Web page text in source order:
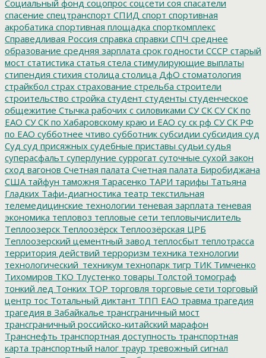
Социальный фонд соцопрос соцсети соя спасатели
спасение спецтранспорт СПИД спорт спортивная
акробатика спортивная площадка спорткомплекс
Справедливая Россия справка справки СПЧ среднее
образование средняя зарплата срок годности СССР старый
мост статистика статья стела стимулирующие выплаты
стипендия стихия столица столица ДфО стоматология
страйкбол страх страхование стрельба строители
строительство стройка студент студенты студенческое
общежитие Стычка рабочих с силовиками СУ СК СУ СК по
ЕАО СУ СК по Хабаровскому краю и ЕАО су ск рф СУ СК РФ
по ЕАО субботнее чтиво субботник субсидии субсидия суд
Суд суд присяжных судебные приставы судьи судья
суперасфальт суперлуние суррогат суточные сухой закон
сход вагонов Счетная палата Счетная палата Биробиджана
США тайфун таможня Тарасенко ТАРИ тарифы Татьяна
Гладких Тафи-диагностика театр текстильная
телемедицинские технологии теневая зарплата теневая
экономика тепловоз тепловые сети тепловычислитель
Теплоозерск Теплоозёрск Теплоозёрская ЦРБ
Теплоозерский цементный завод теплосбыт теплотрасса
территория действий терроризм техника технологии
технологический_техникум технопарк тигр ТИК Тимченко
Тихомиров ТКО Тлустенко товары Толстой томограф
тонкий лед Тонких ТОР торговля торговые сети торговый
центр тос Тотальный диктант ТПП ЕАО травма трагедия
трагедия в Забайкалье трансграничный мост
трансграничный российско-китайский марафон
Транснефть транспортная доступность транспортная
карта транспортный налог траур тревожный сигнал